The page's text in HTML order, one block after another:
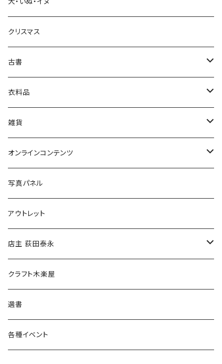
生活・暮らし
芸術・絵画・写真
絵本・児童書
娯楽・エンターテインメント
クリスマス
古書
古書セット
美術
衣料品
POLEWARDS
Tシャツ
雑貨
バッグ
ブックカバー
マグカップ
傘
食料品
その他
オンラインコンテンツ
冒険クロストーク
写真パネル
アウトレット
店主 荻田泰永
書籍
ウェア
クラフト木楽屋
選書
各種イベント